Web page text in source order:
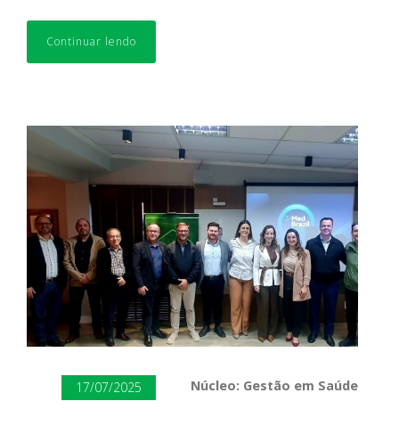
Continuar lendo
17/07/2025 Núcleo: Gestão em Saúde